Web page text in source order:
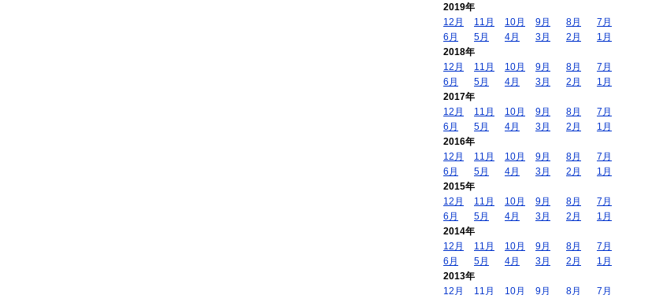
2019年
12月
11月 10月 9月 8月
7月
6月
5月 4月 3月 2月
1月
2018年
12月
11月 10月 9月 8月
7月
6月
5月 4月 3月 2月
1月
2017年
12月
11月 10月 9月 8月
7月
6月
5月 4月 3月 2月
1月
2016年
12月
11月 10月 9月 8月
7月
6月
5月 4月 3月 2月
1月
2015年
12月
11月 10月 9月 8月
7月
6月
5月 4月 3月 2月
1月
2014年
12月
11月 10月 9月 8月
7月
6月
5月 4月 3月 2月
1月
2013年
12月
11月 10月 9月 8月 7月